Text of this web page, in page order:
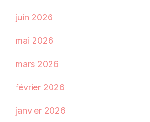
juin 2026
mai 2026
mars 2026
février 2026
janvier 2026